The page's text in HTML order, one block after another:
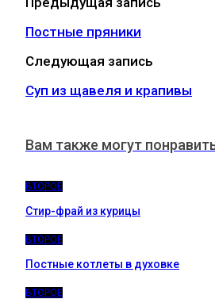
Постные пряники
Следующая запись
Суп из щавеля и крапивы
Вам также могут
ВТОРОЕ
Стир-фрай из курицы
ВТОРОЕ
Постные котлеты в духовке
ВТОРОЕ